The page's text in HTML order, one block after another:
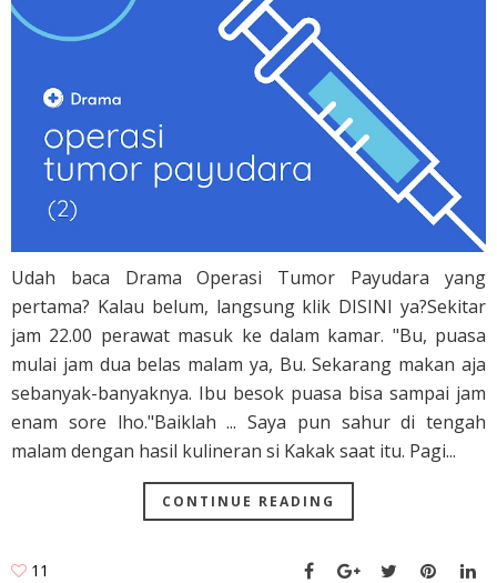
Udah baca Drama Operasi Tumor Payudara yang
pertama? Kalau belum, langsung klik DISINI ya?Sekitar
jam 22.00 perawat masuk ke dalam kamar. "Bu, puasa
mulai jam dua belas malam ya, Bu. Sekarang makan aja
sebanyak-banyaknya. Ibu besok puasa bisa sampai jam
enam sore lho."Baiklah ... Saya pun sahur di tengah
malam dengan hasil kulineran si Kakak saat itu. Pagi...
CONTINUE READING
11